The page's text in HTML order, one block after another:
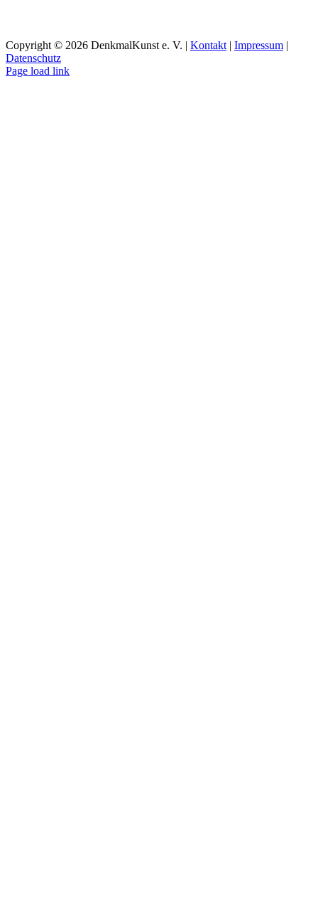
Copyright © 2026 DenkmalKunst e. V. | Kontakt | Impressum |
Datenschutz
Facebook
Instagram
YouTube
Page load link